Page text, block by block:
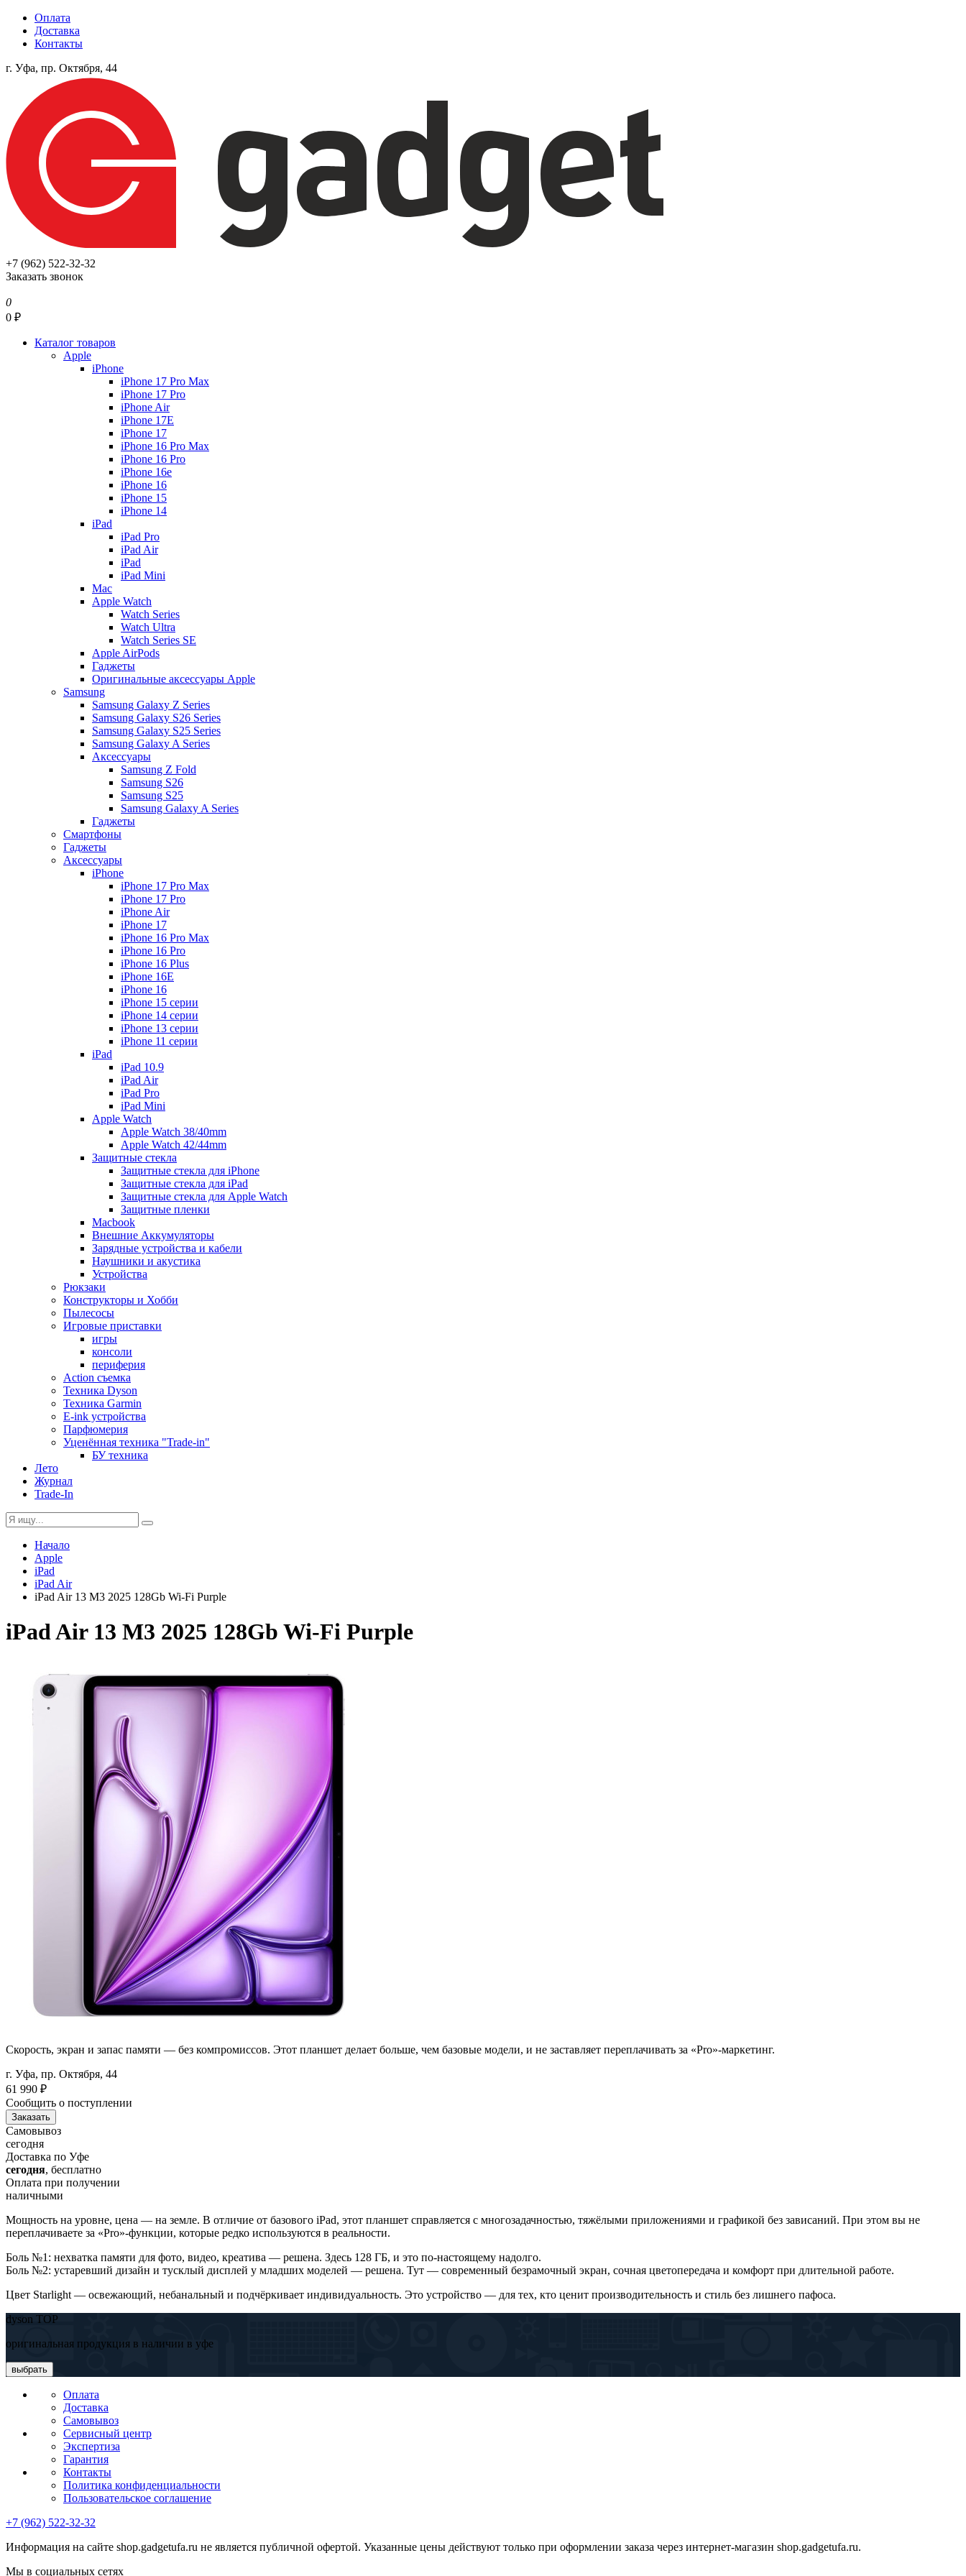
Оплата
Доставка
Контакты
г. Уфа, пр. Октября, 44
+7 (962) 522-32-32
Заказать звонок
0
0 ₽
Каталог товаров
Apple
iPhone
iPhone 17 Pro Max
iPhone 17 Pro
iPhone Air
iPhone 17E
iPhone 17
iPhone 16 Pro Max
iPhone 16 Pro
iPhone 16e
iPhone 16
iPhone 15
iPhone 14
iPad
iPad Pro
iPad Air
iPad
iPad Mini
Mac
Apple Watch
Watch Series
Watch Ultra
Watch Series SE
Apple AirPods
Гаджеты
Оригинальные аксессуары Apple
Samsung
Samsung Galaxy Z Series
Samsung Galaxy S26 Series
Samsung Galaxy S25 Series
Samsung Galaxy A Series
Аксессуары
Samsung Z Fold
Samsung S26
Samsung S25
Samsung Galaxy A Series
Гаджеты
Смартфоны
Гаджеты
Аксессуары
iPhone
iPhone 17 Pro Max
iPhone 17 Pro
iPhone Air
iPhone 17
iPhone 16 Pro Max
iPhone 16 Pro
iPhone 16 Plus
iPhone 16E
iPhone 16
iPhone 15 серии
iPhone 14 серии
iPhone 13 серии
iPhone 11 серии
iPad
iPad 10.9
iPad Air
iPad Pro
iPad Mini
Apple Watch
Apple Watch 38/40mm
Apple Watch 42/44mm
Защитные стекла
Защитные стекла для iPhone
Защитные стекла для iPad
Защитные стекла для Apple Watch
Защитные пленки
Macbook
Внешние Аккумуляторы
Зарядные устройства и кабели
Наушники и акустика
Устройства
Рюкзаки
Конструкторы и Хобби
Пылесосы
Игровые приставки
игры
консоли
периферия
Action съемка
Техника Dyson
Техника Garmin
E-ink устройства
Парфюмерия
Уценённая техника "Trade-in"
БУ техника
Лето
Журнал
Trade-In
Начало
Apple
iPad
iPad Air
iPad Air 13 M3 2025 128Gb Wi-Fi Purple
iPad Air 13 M3 2025 128Gb Wi-Fi Purple
Скорость, экран и запас памяти — без компромиссов. Этот планшет делает больше, чем базовые модели, и не заставляет переплачивать за «Pro»-маркетинг.
г. Уфа, пр. Октября, 44
61 990 ₽
Сообщить о поступлении
Заказать
Самовывоз
сегодня
Доставка по Уфе
сегодня, бесплатно
Оплата при получении
наличными
Мощность на уровне, цена — на земле. В отличие от базового iPad, этот планшет справляется с многозадачностью, тяжёлыми приложениями и графикой без зависаний. При этом вы не
переплачиваете за «Pro»-функции, которые редко используются в реальности.
Боль №1: нехватка памяти для фото, видео, креатива — решена. Здесь 128 ГБ, и это по-настоящему надолго.
Боль №2: устаревший дизайн и тусклый дисплей у младших моделей — решена. Тут — современный безрамочный экран, сочная цветопередача и комфорт при длительной работе.
Цвет Starlight — освежающий, небанальный и подчёркивает индивидуальность. Это устройство — для тех, кто ценит производительность и стиль без лишнего пафоса.
dyson TOP
оригинальная продукция в наличии в уфе
выбрать
Оплата
Доставка
Самовывоз
Сервисный центр
Экспертиза
Гарантия
Контакты
Политика конфиденциальности
Пользовательское соглашение
+7 (962) 522-32-32
Информация на сайте shop.gadgetufa.ru не является публичной офертой. Указанные цены действуют только при оформлении заказа через интернет-магазин shop.gadgetufa.ru.
Мы в социальных сетях